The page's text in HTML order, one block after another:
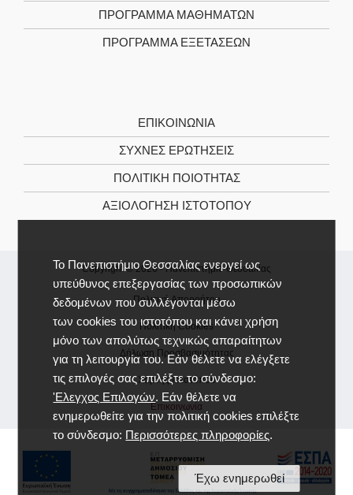
Το Πανεπιστήμιο Θεσσαλίας ενεργεί ως
υπεύθυνος επεξεργασίας των προσωπικών
δεδομένων που συλλέγονται μέσω
των cookies του ιστοτόπου και κάνει χρήση
μόνο των απολύτως τεχνικώς απαραίτητων
για τη λειτουργία του. Εάν θέλετε να ελέγξετε
τις επιλογές σας επιλέξτε το σύνδεσμο:
'Ελεγχος Επιλογών. Εάν θέλετε να
ενημερωθείτε για την πολιτική cookies επιλέξτε
το σύνδεσμο: Περισσότερες πληροφορίες.
Έχω ενημερωθεί
ΠΡΌΓΡΑΜΜΑ ΜΑΘΗΜΆΤΩΝ
ΠΡΌΓΡΑΜΜΑ ΕΞΕΤΆΣΕΩΝ
ΕΠΙΚΟΙΝΩΝΊΑ
ΣΥΧΝΕΣ ΕΡΩΤΗΣΕΙΣ
ΠΟΛΙΤΙΚΉ ΠΟΙΌΤΗΤΑΣ
ΑΞΙΟΛΌΓΗΣΗ ΙΣΤΌΤΟΠΟΥ
Copyright © 2026 -Πανεπιστήμιο Θεσσαλίας
Πολιτική Απορρήτου
Πολιτική Cookies
Δήλωση Προσβασιμότητας
Χάρτης Ιστοτόπου
Επικοινωνία